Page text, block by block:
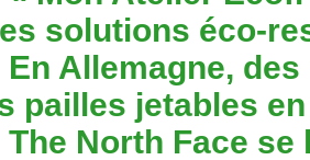
solutions éco-
En Allemagne,
pailles jetables
The North Face se